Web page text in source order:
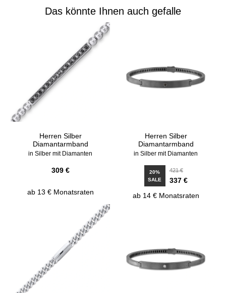
Das könnte Ihnen auch gefalle
Herren Silber
Diamantarmband
in Silber mit Diamanten
309 €
ab 13 € Monatsraten
Herren Silber
Diamantarmband
in Silber mit Diamanten
20%
SALE
421 €
337 €
ab 14 € Monatsraten